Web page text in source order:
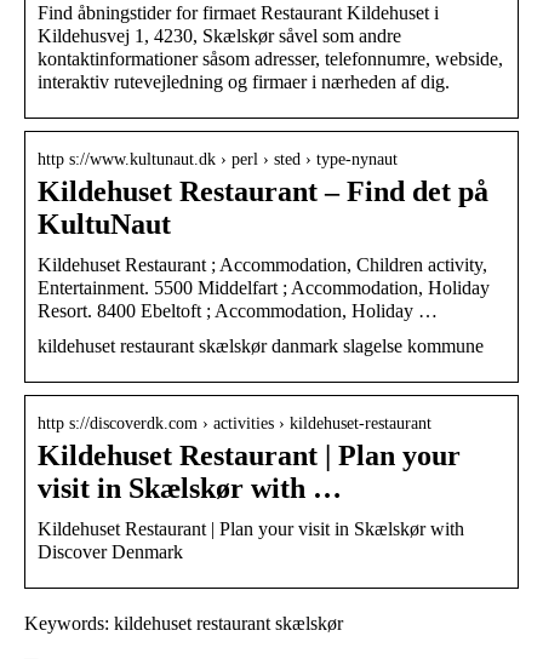
Find åbningstider for firmaet Restaurant Kildehuset i
Kildehusvej 1, 4230, Skælskør såvel som andre
kontaktinformationer såsom adresser, telefonnumre, webside,
interaktiv rutevejledning og firmaer i nærheden af dig.
http s://www.kultunaut.dk › perl › sted › type-nynaut
Kildehuset Restaurant – Find det på
KultuNaut
Kildehuset Restaurant ; Accommodation, Children activity,
Entertainment. 5500 Middelfart ; Accommodation, Holiday
Resort. 8400 Ebeltoft ; Accommodation, Holiday …
kildehuset restaurant skælskør danmark slagelse kommune
http s://discoverdk.com › activities › kildehuset-restaurant
Kildehuset Restaurant | Plan your
visit in Skælskør with …
Kildehuset Restaurant | Plan your visit in Skælskør with
Discover Denmark
Keywords: kildehuset restaurant skælskør